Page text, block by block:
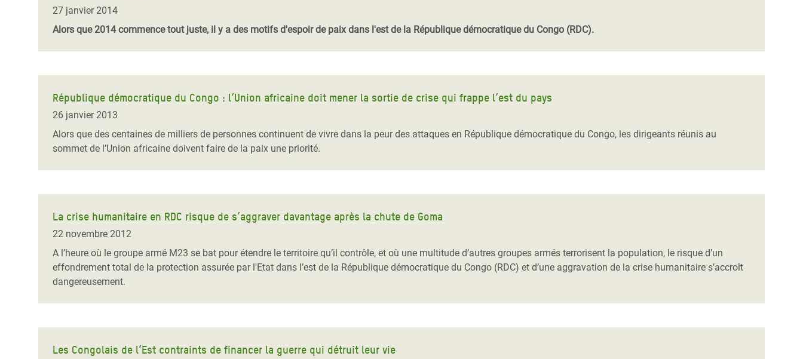
Conflits et Catastrophes
Inégalités Extrêmes et
Services Essentiels
Inequality and Rights in a
Digital Age
Gender, Rights, and Justice
Alimentaire en Afrique de
Crise des Réfugiés Rohingyas
Crise des Réfugié·es au
Soudan du Sud
#MonClimatMonAvenir
Mettons Fin à la Souffrance qui se Cache
Derrière notre Alimentation
Les Violences Faites aux Femmes et aux
Filles, Ça Suffit !
27 janvier 2014
Alors que 2014 commence tout juste, il y a des motifs d'espoir de paix dans l'est de la République démocratique du Congo (RDC).
République démocratique du Congo : l’Union africaine doit mener la sortie de crise qui frappe l’est du pays
26 janvier 2013
Alors que des centaines de milliers de personnes continuent de vivre dans la peur des attaques en République démocratique du Congo, les dirigeants réunis au
sommet de l’Union africaine doivent faire de la paix une priorité.
La crise humanitaire en RDC risque de s’aggraver davantage après la chute de Goma
22 novembre 2012
A l’heure où le groupe armé M23 se bat pour étendre le territoire qu’il contrôle, et où une multitude d’autres groupes armés terrorisent la population, le risque d’un
effondrement total de la protection assurée par l'Etat dans l’est de la République démocratique du Congo (RDC) et d’une aggravation de la crise humanitaire s’accroît
dangereusement.
Les Congolais de l’Est contraints de financer la guerre qui détruit leur vie